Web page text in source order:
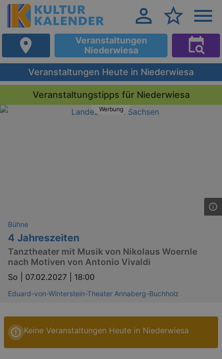
Veranstaltungen
Niederwiesa
Veranstaltungen Heute in Niederwiesa
Veranstaltungstipps für Niederwiesa
Werbung
Bühne
4 Jahreszeiten
Tanztheater mit Musik von Nikolaus Woernle
nach Motiven von Antonio Vivaldi
So | 07.02.2027 | 18:00
Eduard-von-Winterstein-Theater Annaberg-Buchholz
Keine Veranstaltungen Heute in Niederwiesa